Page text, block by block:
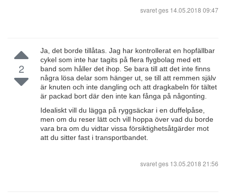
svaret ges 14.05.2018 09:47
2
Ja, det borde tillåtas. Jag har kontrollerat en hopfällbar
cykel som inte har tagits på flera flygbolag med ett
band som håller det ihop. Se bara till att det inte finns
några lösa delar som hänger ut, se till att remmen själv
är knuten och inte dangling och att dragkabeln för tältet
är packad bort där den inte kan fånga på någonting.
Idealiskt vill du lägga på ryggsäckar i en duffelpåse,
men om du reser lätt och vill hoppa över vad du borde
vara bra om du vidtar vissa försiktighetsåtgärder mot
att du sitter fast i transportbandet.
svaret ges 13.05.2018 21:56